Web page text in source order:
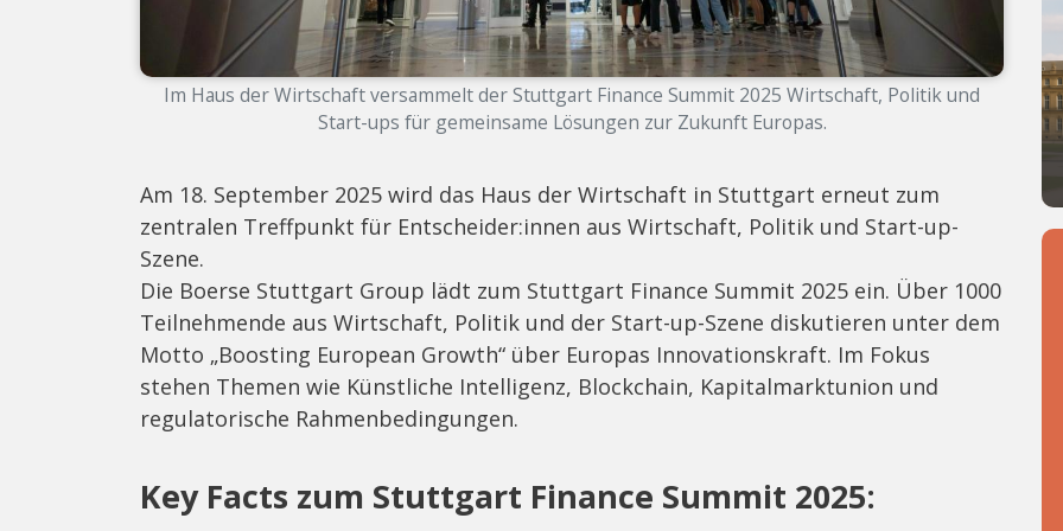
Im Haus der Wirtschaft versammelt der Stuttgart Finance Summit 2025 Wirtschaft, Politik und
Start-ups für gemeinsame Lösungen zur Zukunft Europas.
Am 18. September 2025 wird das Haus der Wirtschaft in Stuttgart erneut zum
zentralen Treffpunkt für Entscheider:innen aus Wirtschaft, Politik und Start-up-
Szene.
Die Boerse Stuttgart Group lädt zum Stuttgart Finance Summit 2025 ein. Über 1000
Teilnehmende aus Wirtschaft, Politik und der Start-up-Szene diskutieren unter dem
Motto „Boosting European Growth“ über Europas Innovationskraft. Im Fokus
stehen Themen wie Künstliche Intelligenz, Blockchain, Kapitalmarktunion und
regulatorische Rahmenbedingungen.
Key Facts zum Stuttgart Finance Summit 2025: